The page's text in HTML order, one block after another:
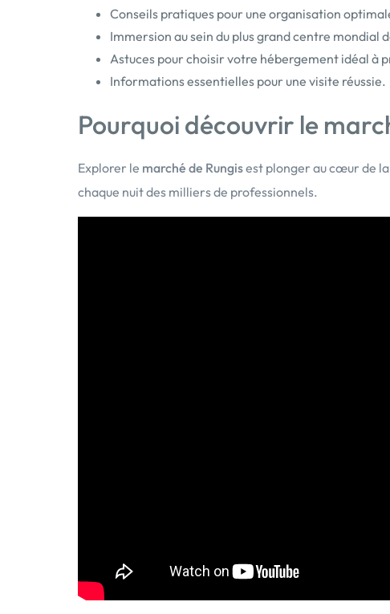
Conseils pratiques pour une organisation
Immersion au sein du plus grand centre mondial
Astuces pour choisir votre hébergement idéal à
Informations essentielles pour une visite réussie.
Pourquoi découvrir le
Explorer le marché de Rungisest plonger au cœur de
chaque nuit des milliers de professionnels.